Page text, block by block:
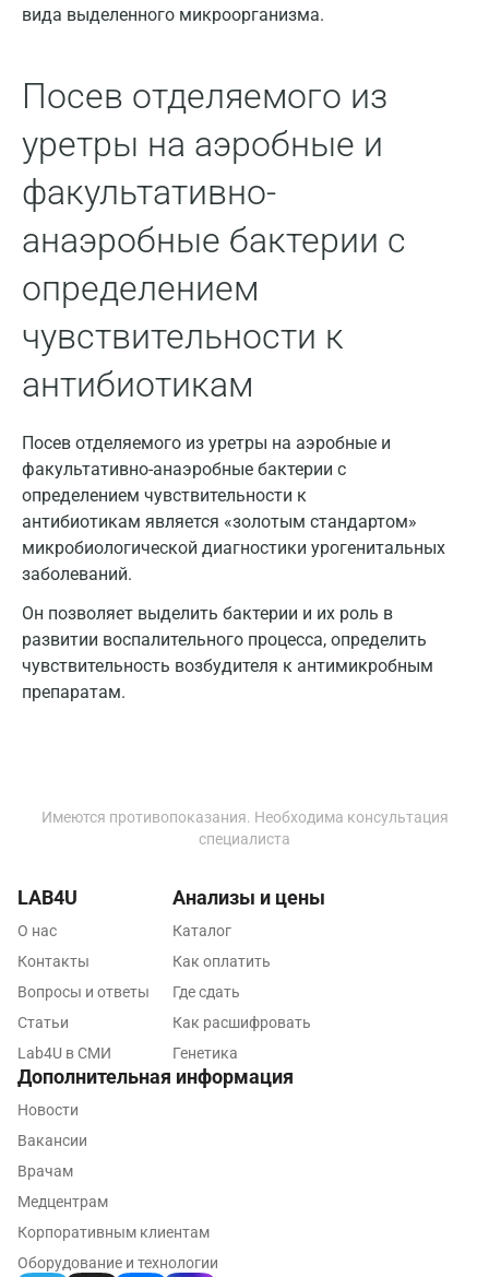
вида выделенного микроорганизма.
Посев отделяемого из
уретры на аэробные и
факультативно-
анаэробные бактерии с
определением
чувствительности к
антибиотикам
Посев отделяемого из уретры на аэробные и
факультативно-анаэробные бактерии с
определением чувствительности к
антибиотикам является «золотым стандартом»
микробиологической диагностики урогенитальных
заболеваний.
Он позволяет выделить бактерии и их роль в
развитии воспалительного процесса, определить
чувствительность возбудителя к антимикробным
препаратам.
Голубое
Дзержинский
Дмитров
Долгопрудный
Домодедово
Екатеринбург
Звенигород
Иваново
Ивантеевка
Ижевск
Истра
Йошкар-Ола
Калининград
Котельники
Краснодар
Красноярск
Курск
Лобня
Имеются противопоказания. Необходима консультация
специалиста
LAB4U
О нас
Контакты
Вопросы и ответы
Статьи
Lab4U в СМИ
Анализы и цены
Каталог
Как оплатить
Где сдать
Как расшифровать
Генетика
Дополнительная информация
Новости
Вакансии
Врачам
Медцентрам
Корпоративным клиентам
Оборудование и технологии